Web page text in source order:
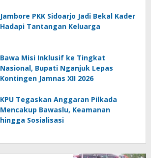
Jambore PKK Sidoarjo Jadi Bekal Kader
Hadapi Tantangan Keluarga
Bawa Misi Inklusif ke Tingkat
Nasional, Bupati Nganjuk Lepas
Kontingen Jamnas XII 2026
KPU Tegaskan Anggaran Pilkada
Mencakup Bawaslu, Keamanan
hingga Sosialisasi